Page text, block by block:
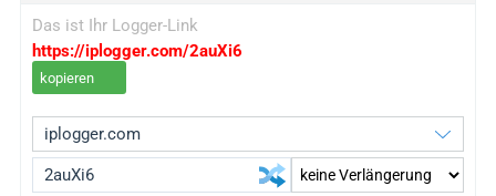
Das ist Ihr Logger-Link
https://iplogger.com/2auXi6
kopieren